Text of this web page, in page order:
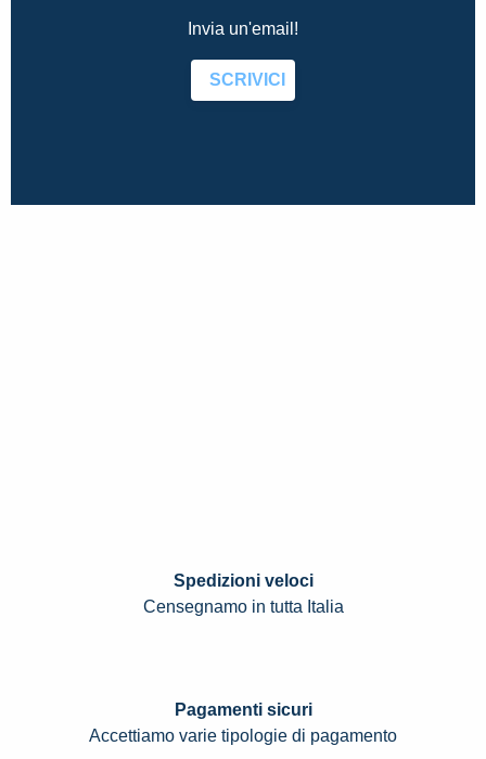
Invia un'email!
SCRIVICI
Spedizioni veloci
Censegnamo in tutta Italia
Pagamenti sicuri
Accettiamo varie tipologie di pagamento